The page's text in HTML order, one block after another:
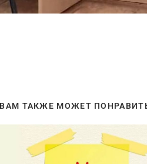
ВАМ ТАКЖЕ МОЖЕТ